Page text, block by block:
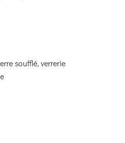
soufflé, verrerie